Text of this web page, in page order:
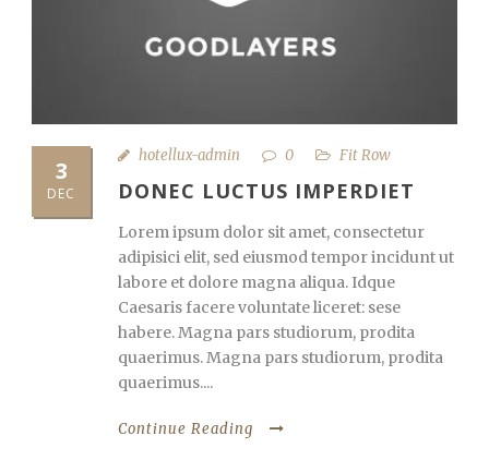
3
DEC
hotellux-admin 0 Fit Row
DONEC LUCTUS IMPERDIET
Lorem ipsum dolor sit amet, consectetur
adipisici elit, sed eiusmod tempor incidunt ut
labore et dolore magna aliqua. Idque
Caesaris facere voluntate liceret: sese
habere. Magna pars studiorum, prodita
quaerimus. Magna pars studiorum, prodita
quaerimus....
Continue Reading